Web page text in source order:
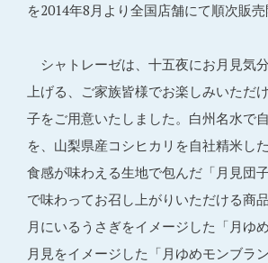
を2014年8月より全国店舗にて順次販売
シャトレーゼは、十五夜にお月見気
上げる、ご家族皆様でお楽しみいただ
子をご用意いたしました。白州名水で
を、山梨県産コシヒカリを自社精米し
食感が味わえる生地で包んだ「月見団
で味わってお召し上がりいただける商
月にいるうさぎをイメージした「月ゆ
月見をイメージした「月ゆめモンブラ